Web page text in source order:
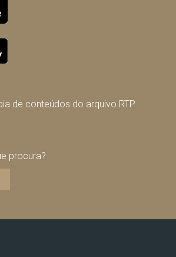
de conteúdos do arquivo RTP
procura?